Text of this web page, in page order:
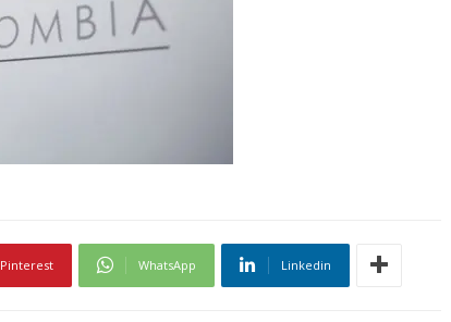
Pinterest WhatsApp Linkedin